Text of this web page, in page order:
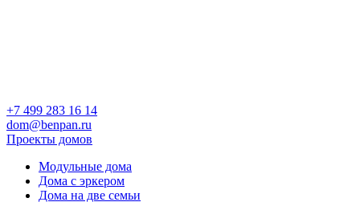
+7 499 283 16 14
dom@benpan.ru
Проекты домов
Модульные дома
Дома с эркером
Дома на две семьи